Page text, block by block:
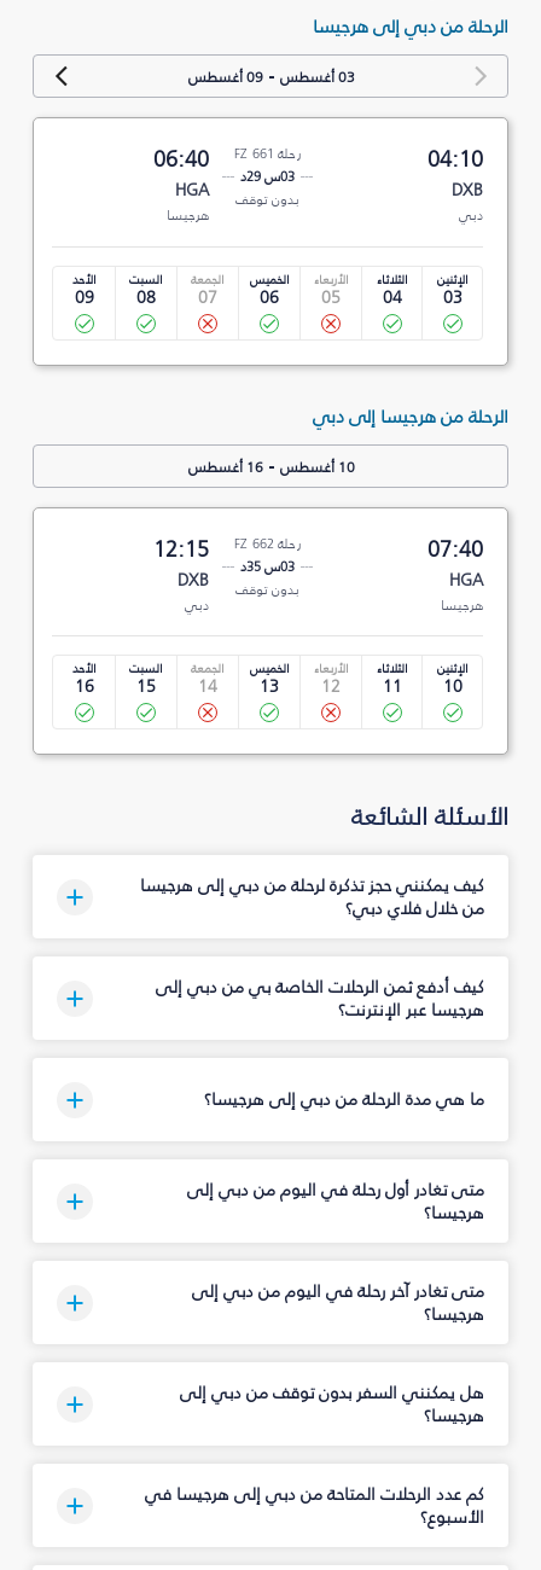
الرحلة من دبي إلى هرجيسا
03 أغسطس -09 أغسطس
04:10
DXB
دبي
رحلة FZ 661
03س 29د
بدون توقف
06:40
HGA
هرجيسا
الإثنين
03
الثلاثاء
04
الأربعاء
05
الخميس
06
الجمعة
07
السبت
08
الأحد
09
الرحلة من هرجيسا إلى دبي
10 أغسطس -16 أغسطس
07:40
HGA
هرجيسا
رحلة FZ 662
03س 35د
بدون توقف
12:15
DXB
دبي
الإثنين
10
الثلاثاء
11
الأربعاء
12
الخميس
13
الجمعة
14
السبت
15
الأحد
16
الأسئلة الشائعة
كيف يمكنني حجز تذكرة لرحلة من دبي إلى هرجيسا
من خلال فلاي دبي؟
كيف أدفع ثمن الرحلات الخاصة بي من دبي إلى
هرجيسا عبر الإنترنت؟
ما هي مدة الرحلة من دبي إلى هرجيسا؟
متى تغادر أول رحلة في اليوم من دبي إلى
هرجيسا؟
متى تغادر آخر رحلة في اليوم من دبي إلى
هرجيسا؟
هل يمكنني السفر بدون توقف من دبي إلى
هرجيسا؟
كم عدد الرحلات المتاحة من دبي إلى هرجيسا في
الأسبوع؟